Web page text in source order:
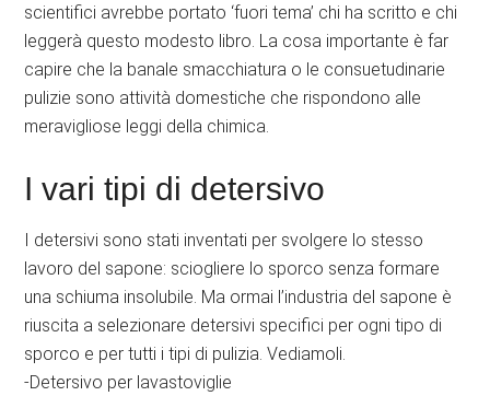
scientifici avrebbe portato ‘fuori tema’ chi ha scritto e chi
leggerà questo modesto libro. La cosa importante è far
capire che la banale smacchiatura o le consuetudinarie
pulizie sono attività domestiche che rispondono alle
meravigliose leggi della chimica.
I vari tipi di detersivo
I detersivi sono stati inventati per svolgere lo stesso
lavoro del sapone: sciogliere lo sporco senza formare
una schiuma insolubile. Ma ormai l’industria del sapone è
riuscita a selezionare detersivi specifici per ogni tipo di
sporco e per tutti i tipi di pulizia. Vediamoli.
-Detersivo per lavastoviglie